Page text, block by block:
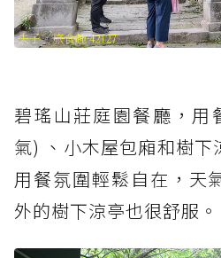
碧瑤山莊庭園餐廳，用
氣) 、小木屋包廂和樹
用餐氛圍輕鬆自在，天
外的樹下涼亭也很舒服。